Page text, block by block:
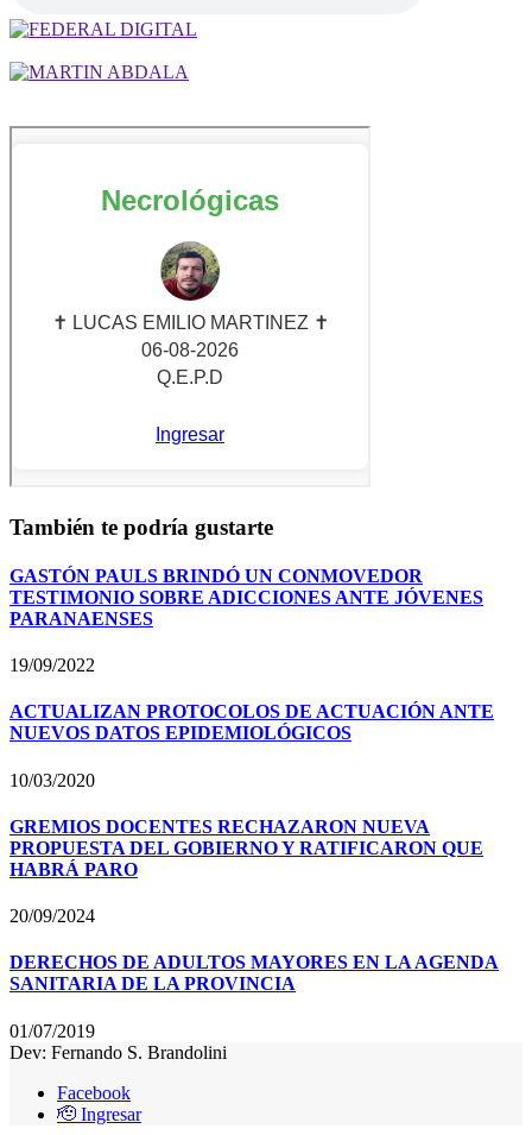
También te podría gustarte
GASTÓN PAULS BRINDÓ UN CONMOVEDOR
TESTIMONIO SOBRE ADICCIONES ANTE JÓVENES
PARANAENSES
19/09/2022
ACTUALIZAN PROTOCOLOS DE ACTUACIÓN ANTE
NUEVOS DATOS EPIDEMIOLÓGICOS
10/03/2020
GREMIOS DOCENTES RECHAZARON NUEVA
PROPUESTA DEL GOBIERNO Y RATIFICARON QUE
HABRÁ PARO
20/09/2024
DERECHOS DE ADULTOS MAYORES EN LA AGENDA
SANITARIA DE LA PROVINCIA
01/07/2019
Dev: Fernando S. Brandolini
Facebook
🫡 Ingresar